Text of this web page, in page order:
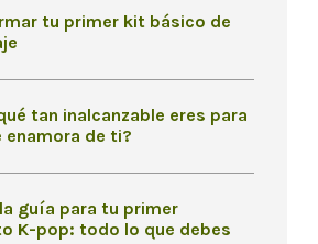
tu primer kit básico de
tan inalcanzable eres para
enamora de ti?
guía para tu primer
K-pop: todo lo que debes